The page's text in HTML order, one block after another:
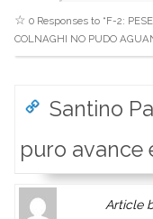
0 Responses to “F-2:
COLNAGHI NO PUDO
Santino
puro avance
Gravatar
Article